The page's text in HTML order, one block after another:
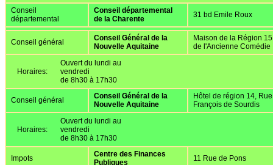
Conseil
départemental
Conseil départemental
de la Charente
31 bd Emile Roux
Conseil général
Conseil Général de la
Nouvelle Aquitaine
Maison de la Région
de l'Ancienne Comédie
Horaires:
Ouvert du lundi au
vendredi
de 8h30 à 17h30
Conseil général
Conseil Général de la
Nouvelle Aquitaine
Hôtel de région 14, Rue
François de Sourdis
Horaires:
Ouvert du lundi au
vendredi
de 8h30 à 17h30
Impots
Centre des Finances
Publiques
11 Rue de Pons